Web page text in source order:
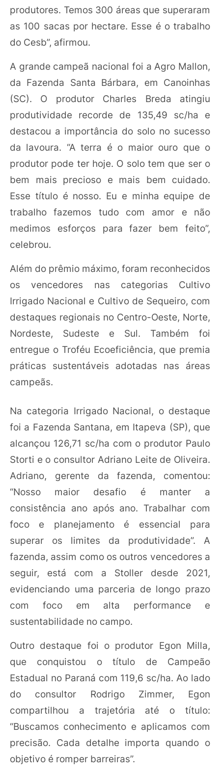
produtores. Temos 300 áreas que superaram
as 100 sacas por hectare. Esse é o trabalho
do Cesb”, afirmou.
A grande campeã nacional foi a Agro Mallon,
da Fazenda Santa Bárbara, em Canoinhas
(SC). O produtor Charles Breda atingiu
produtividade recorde de 135,49 sc/ha e
destacou a importância do solo no sucesso
da lavoura. “A terra é o maior ouro que o
produtor pode ter hoje. O solo tem que ser o
bem mais precioso e mais bem cuidado.
Esse título é nosso. Eu e minha equipe de
trabalho fazemos tudo com amor e não
medimos esforços para fazer bem feito”,
celebrou.
Além do prêmio máximo, foram reconhecidos
os vencedores nas categorias Cultivo
Irrigado Nacional e Cultivo de Sequeiro, com
destaques regionais no Centro-Oeste, Norte,
Nordeste, Sudeste e Sul. Também foi
entregue o Troféu Ecoeficiência, que premia
práticas sustentáveis adotadas nas áreas
campeãs.
Na categoria Irrigado Nacional, o destaque
foi a Fazenda Santana, em Itapeva (SP), que
alcançou 126,71 sc/ha com o produtor Paulo
Storti e o consultor Adriano Leite de Oliveira.
Adriano, gerente da fazenda, comentou:
“Nosso maior desafio é manter a
consistência ano após ano. Trabalhar com
foco e planejamento é essencial para
superar os limites da produtividade”. A
fazenda, assim como os outros vencedores a
seguir, está com a Stoller desde 2021,
evidenciando uma parceria de longo prazo
com foco em alta performance e
sustentabilidade no campo.
Outro destaque foi o produtor Egon Milla,
que conquistou o título de Campeão
Estadual no Paraná com 119,6 sc/ha. Ao lado
do consultor Rodrigo Zimmer, Egon
compartilhou a trajetória até o título:
“Buscamos conhecimento e aplicamos com
precisão. Cada detalhe importa quando o
objetivo é romper barreiras”.